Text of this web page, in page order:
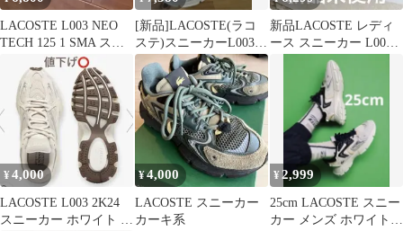
LACOSTE L003 NEO
TECH 125 1 SMA スニ
[新品]LACOSTE(ラコ
ステ)スニーカーL003
NEO 123 1 SMA
新品LACOSTE レディ
ース スニーカー L003
¥4,000
LACOSTE L003 2K24
スニーカー ホワイト シ
¥4,000
LACOSTE スニーカー
カーキ系
¥ 2,999
25cm LACOSTE スニー
カー メンズ ホワイト×